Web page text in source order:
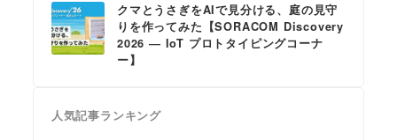
クマとうさぎをAIで見分ける、庭の見守
りを作ってみた【SORACOM Discovery
2026 ― IoT プロトタイピングコーナ
ー】
人気記事ランキング